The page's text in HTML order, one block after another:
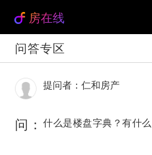
房在线
问答专区
提问者：仁和房产
问： 什么是楼盘字典？有什